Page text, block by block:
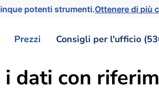
potenti strumenti.Ottenere di più
Prezzi Consigli per l'ufficio
i dati con